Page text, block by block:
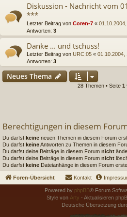
Diskussion - Nachricht vom
***
Letzter Beitrag von Coren-7 «
Antworten: 3
Danke ... und tschüss!
Letzter Beitrag von URC:05 « 01.10.2004,
Antworten: 3
Neues Thema
28 Themen • Seite 1
Berechtigungen in diesem
Du darfst keine neuen Themen in diesem Forum
Du darfst keineAntworten zu Themen in diesem
Du darfst deine Beiträge in diesem Forum nicht
Du darfst deine Beiträge in diesem Forum nicht
Du darfst keine Dateianhänge in diesem Forum
Foren-Übersicht Kontakt
Powered by phpBB® Forum
Style von Arty - Aktualisieren
Deutsche Übersetzung